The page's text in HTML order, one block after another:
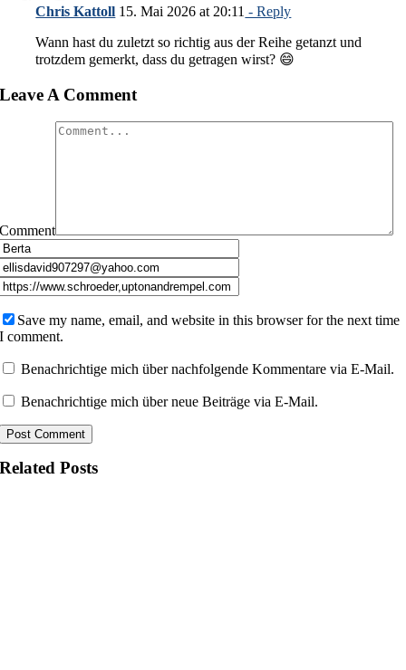
Chris Kattoll 15. Mai 2026 at 20:11 - Reply
Wann hast du zuletzt so richtig aus der Reihe getanzt und
trotzdem gemerkt, dass du getragen wirst? 😄
Leave A Comment
Comment
Save my name, email, and website in this browser for the next time
I comment.
Benachrichtige mich über nachfolgende Kommentare via E-Mail.
Benachrichtige mich über neue Beiträge via E-Mail.
Related Posts